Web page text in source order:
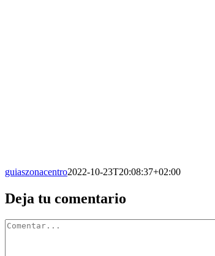
guiaszonacentro2022-10-23T20:08:37+02:00
Facebook
X
Reddit
LinkedIn
WhatsApp
Tumblr
Pinterest
Vk
Correo
electrónico
Deja tu comentario
Comentario